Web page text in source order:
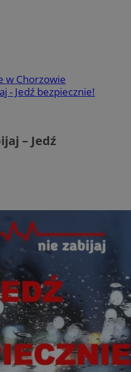
w Chorzowie
- Jedź bezpiecznie!
– Jedź